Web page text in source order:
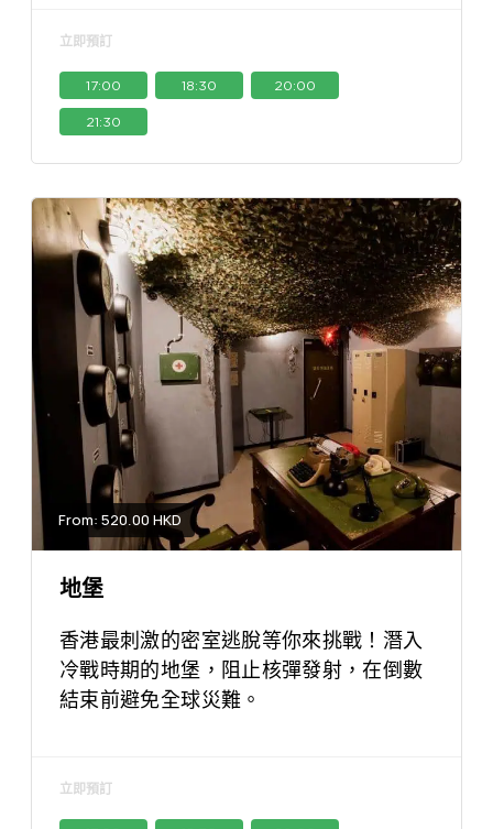
立即預訂
17:00 18:30 20:00
21:30
From: 520.00 HKD
地堡
香港最刺激的密室逃脫等你來挑戰！潛入
冷戰時期的地堡，阻止核彈發射，在倒數
結束前避免全球災難。
立即預訂